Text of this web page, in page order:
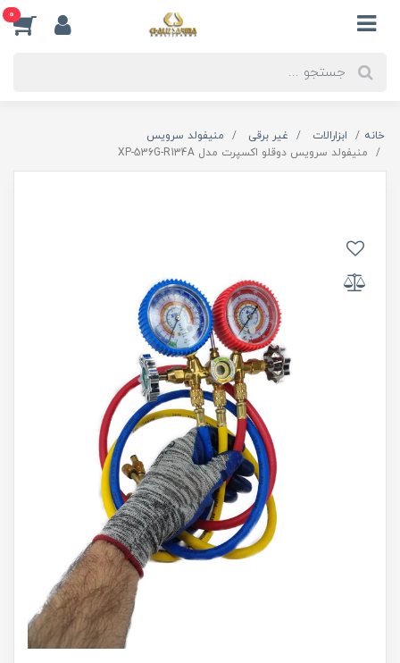
0
خانه ابزارالات غیر برقی
منیفولد سرویس
منیفولد سرویس دوقلو اکسپرت مدل XP-536G-R134A